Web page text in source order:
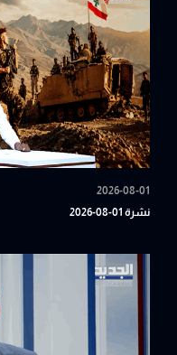
2026-08-01
نشرة 01-08-2026